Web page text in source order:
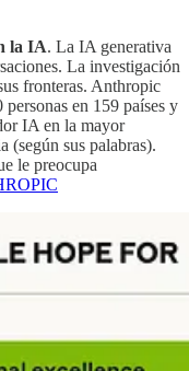
la IA. La IA generativa
La investigación
fronteras. Anthropic
en 159 países y
IA en la mayor
(según sus palabras).
le preocupa